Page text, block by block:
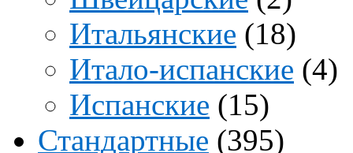
Итальянские (18)
Итало-испанские (4)
Испанские (15)
Стандартные (395)